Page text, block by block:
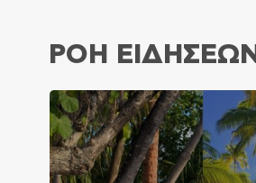
ΡΟΗ ΕΙΔΗΣΕΩΝ